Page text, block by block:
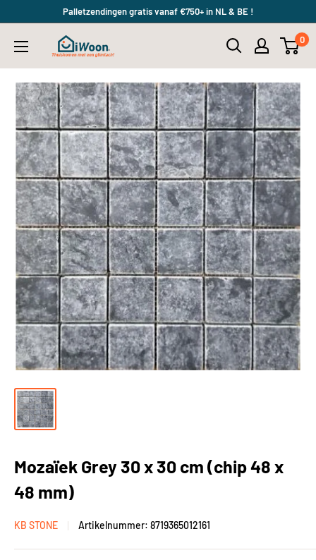
content
Palletzendingen gratis vanaf €750+ in NL & BE !
iWoon.nl 0
Mozaïek Grey 30 x 30 cm (chip 48 x
48 mm)
KB STONE Artikelnummer: 8719365012161